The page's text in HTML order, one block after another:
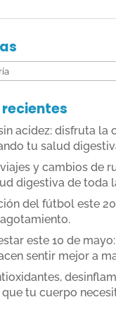
acidez: disfruta la
tu salud
y cambios de
digestiva de toda
del fútbol este
este 10 de
sentir mejor a
tu cuerpo